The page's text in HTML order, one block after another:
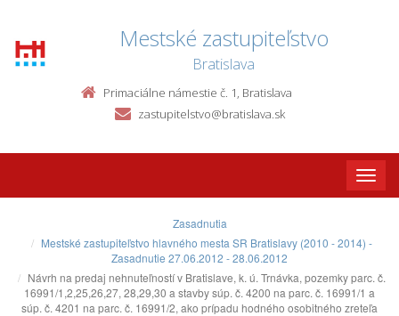
Mestské zastupiteľstvo
Bratislava
Primaciálne námestie č. 1, Bratislava
zastupitelstvo@bratislava.sk
Toggle
Zasadnutia
Mestské zastupiteľstvo hlavného mesta SR Bratislavy (2010 - 2014) -
Zasadnutie 27.06.2012 - 28.06.2012
Návrh na predaj nehnuteľností v Bratislave, k. ú. Trnávka, pozemky parc. č.
16991/1,2,25,26,27, 28,29,30 a stavby súp. č. 4200 na parc. č. 16991/1 a
súp. č. 4201 na parc. č. 16991/2, ako prípadu hodného osobitného zreteľa